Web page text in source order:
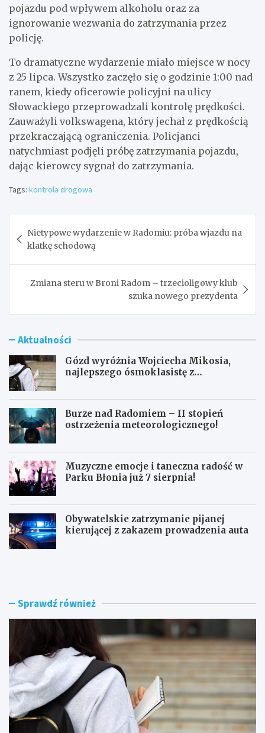
pojazdu pod wpływem alkoholu oraz za
ignorowanie wezwania do zatrzymania przez
policję.
To dramatyczne wydarzenie miało miejsce w nocy
z 25 lipca. Wszystko zaczęło się o godzinie 1:00 nad
ranem, kiedy oficerowie policyjni na ulicy
Słowackiego przeprowadzali kontrolę prędkości.
Zauważyli volkswagena, który jechał z prędkością
przekraczającą ograniczenia. Policjanci
natychmiast podjęli próbę zatrzymania pojazdu,
dając kierowcy sygnał do zatrzymania.
Tags: kontrola drogowa
wpisu
Nietypowe wydarzenie w Radomiu: próba wjazdu na
klatkę schodową
Zmiana steru w Broni Radom – trzecioligowy klub
szuka nowego prezydenta
Aktualności
Gózd wyróżnia Wojciecha Mikosia,
najlepszego ósmoklasistę z
Burze nad Radomiem – II stopień
ostrzeżenia meteorologicznego!
Muzyczne emocje i taneczna radość w
Parku Błonia już 7 sierpnia!
Obywatelskie zatrzymanie pijanej
kierującej z zakazem prowadzenia auta
G
y
a
W
o
j
c
i
B
n
o
m
i
e
m
–
Sprawdź również